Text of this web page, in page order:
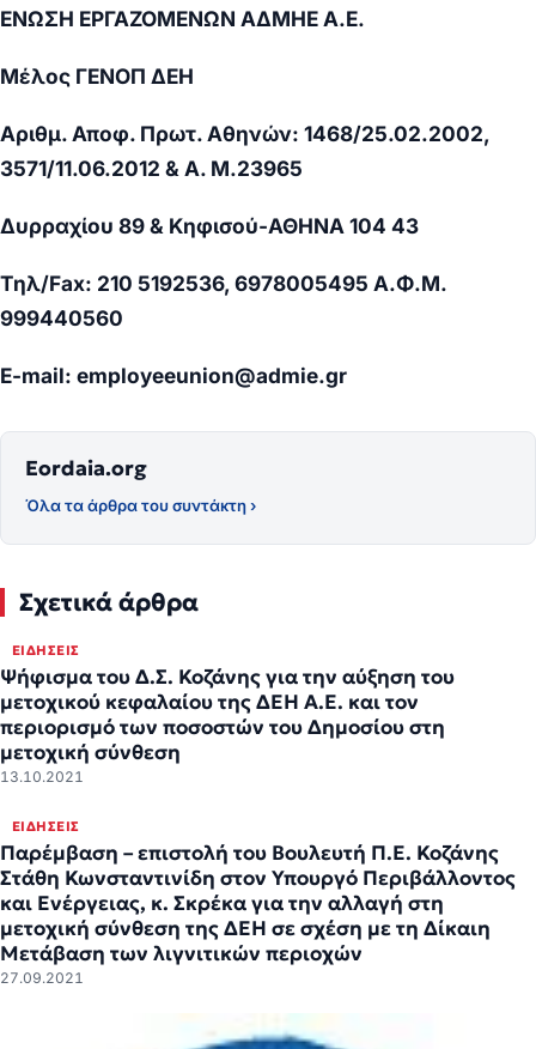
ΕΝΩΣΗ ΕΡΓΑΖΟΜΕΝΩΝ ΑΔΜΗΕ Α.Ε.
Μέλος ΓΕΝΟΠ ΔΕΗ
Αριθμ. Αποφ. Πρωτ. Αθηνών: 1468/25.02.2002,
3571/11.06.2012 & Α. Μ.23965
Δυρραχίου 89 & Κηφισού-ΑΘΗΝΑ 104 43
Τηλ/Fax: 210 5192536, 6978005495 Α.Φ.Μ.
999440560
E-mail: employeeunion@admie.gr
Eordaia.org
Όλα τα άρθρα του συντάκτη ›
Σχετικά άρθρα
ΕΙΔΉΣΕΙΣ
Ψήφισμα του Δ.Σ. Κοζάνης για την αύξηση του
μετοχικού κεφαλαίου της ΔΕΗ Α.Ε. και τον
περιορισμό των ποσοστών του Δημοσίου στη
μετοχική σύνθεση
13.10.2021
ΕΙΔΉΣΕΙΣ
Παρέμβαση – επιστολή του Βουλευτή Π.Ε. Κοζάνης
Στάθη Κωνσταντινίδη στον Υπουργό Περιβάλλοντος
και Ενέργειας, κ. Σκρέκα για την αλλαγή στη
μετοχική σύνθεση της ΔΕΗ σε σχέση με τη Δίκαιη
Μετάβαση των λιγνιτικών περιοχών
27.09.2021